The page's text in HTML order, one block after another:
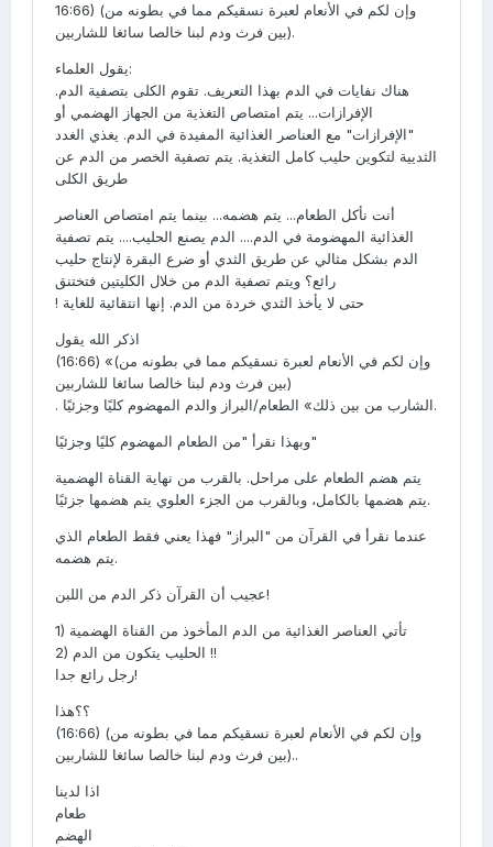
16:66) (وإن لكم في الأنعام لعبرة نسقيكم مما في بطونه من
بين فرث ودم لبنا خالصا سائغا للشاربين).
يقول العلماء:
هناك نفايات في الدم بهذا التعريف. تقوم الكلى بتصفية الدم.
الإفرازات... يتم امتصاص التغذية من الجهاز الهضمي أو
"الإفرازات" مع العناصر الغذائية المفيدة في الدم. يغذي الغدد
الثديية لتكوين حليب كامل التغذية. يتم تصفية الخصر من الدم عن
طريق الكلى
أنت نأكل الطعام... يتم هضمه... بينما يتم امتصاص العناصر
الغذائية المهضومة في الدم.... الدم يصنع الحليب.... يتم تصفية
الدم بشكل مثالي عن طريق الثدي أو ضرع البقرة لإنتاج حليب
رائع؟ ويتم تصفية الدم من خلال الكليتين فتختنق
! حتى لا يأخذ الثدي خردة من الدم. إنها انتقائية للغاية
اذكر الله يقول
(16:66) «(وإن لكم في الأنعام لعبرة نسقيكم مما في بطونه من
بين فرث ودم لبنا خالصا سائغا للشاربين)
. الشارب من بين ذلك» الطعام/البراز والدم المهضوم كليًا وجزئيًا.
وبهذا نقرأ "من الطعام المهضوم كليًا وجزئيًا"
يتم هضم الطعام على مراحل. بالقرب من نهاية القناة الهضمية
يتم هضمها بالكامل، وبالقرب من الجزء العلوي يتم هضمها جزئيًا.
عندما نقرأ في القرآن من "البراز" فهذا يعني فقط الطعام الذي
يتم هضمه.
عجيب أن القرآن ذكر الدم من اللبن!
1) تأتي العناصر الغذائية من الدم المأخوذ من القناة الهضمية
2) الحليب يتكون من الدم !!
رجل رائع جدا!
؟؟هذا
(16:66) (وإن لكم في الأنعام لعبرة نسقيكم مما في بطونه من
بين فرث ودم لبنا خالصا سائغا للشاربين)..
اذا لدينا
طعام
الهضم